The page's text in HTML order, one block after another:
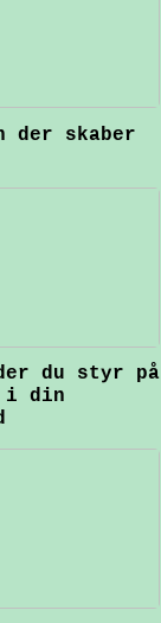
der skaber
du styr på
i din